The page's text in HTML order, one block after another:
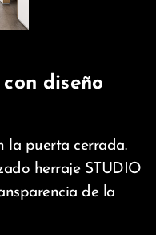
diseño
la puerta cerrada.
herraje STUDIO
de la